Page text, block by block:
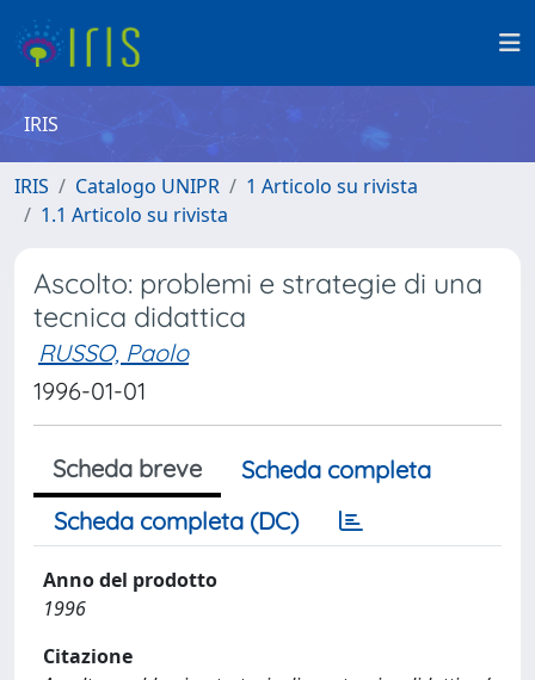
IRIS
IRIS Catalogo UNIPR
1 Articolo su rivista
1.1 Articolo su rivista
Ascolto: problemi e strategie di una
tecnica didattica
RUSSO, Paolo
1996-01-01
Scheda breve
Scheda completa
Scheda completa (DC)
Anno del prodotto
1996
Citazione